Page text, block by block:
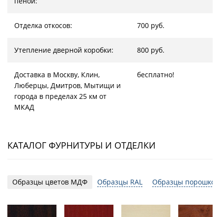
Отделка откосов: 700 руб.
Утепление дверной коробки: 800 руб.
Доставка в Москву, Клин,
Люберцы, Дмитров, Мытищи и
города в пределах 25 км от
МКАД
бесплатно!
КАТАЛОГ ФУРНИТУРЫ И ОТДЕЛКИ
Образцы цветов МДФ Образцы RAL Образцы